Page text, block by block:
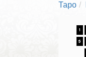
Таро